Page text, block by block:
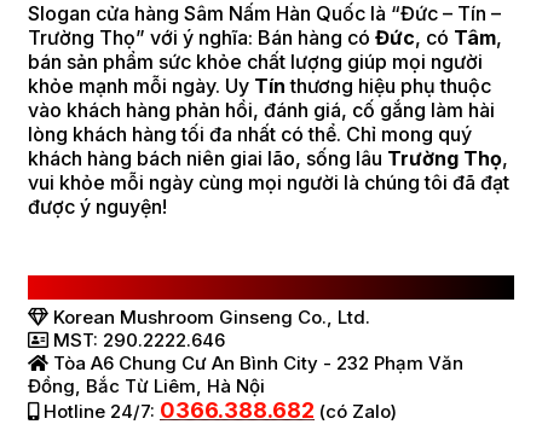
Slogan cửa hàng Sâm Nấm Hàn Quốc là “Đức – Tín –
Trường Thọ” với ý nghĩa: Bán hàng có Đức, có Tâm,
bán sản phẩm sức khỏe chất lượng giúp mọi người
khỏe mạnh mỗi ngày. Uy Tín thương hiệu phụ thuộc
vào khách hàng phản hồi, đánh giá, cố gắng làm hài
lòng khách hàng tối đa nhất có thể. Chỉ mong quý
khách hàng bách niên giai lão, sống lâu Trường Thọ,
vui khỏe mỗi ngày cùng mọi người là chúng tôi đã đạt
được ý nguyện!
Korean Mushroom Ginseng Co., Ltd.
MST: 290.2222.646
Tòa A6 Chung Cư An Bình City - 232 Phạm Văn
Đồng, Bắc Từ Liêm, Hà Nội
Hotline 24/7: 0366.388.682 (có Zalo)